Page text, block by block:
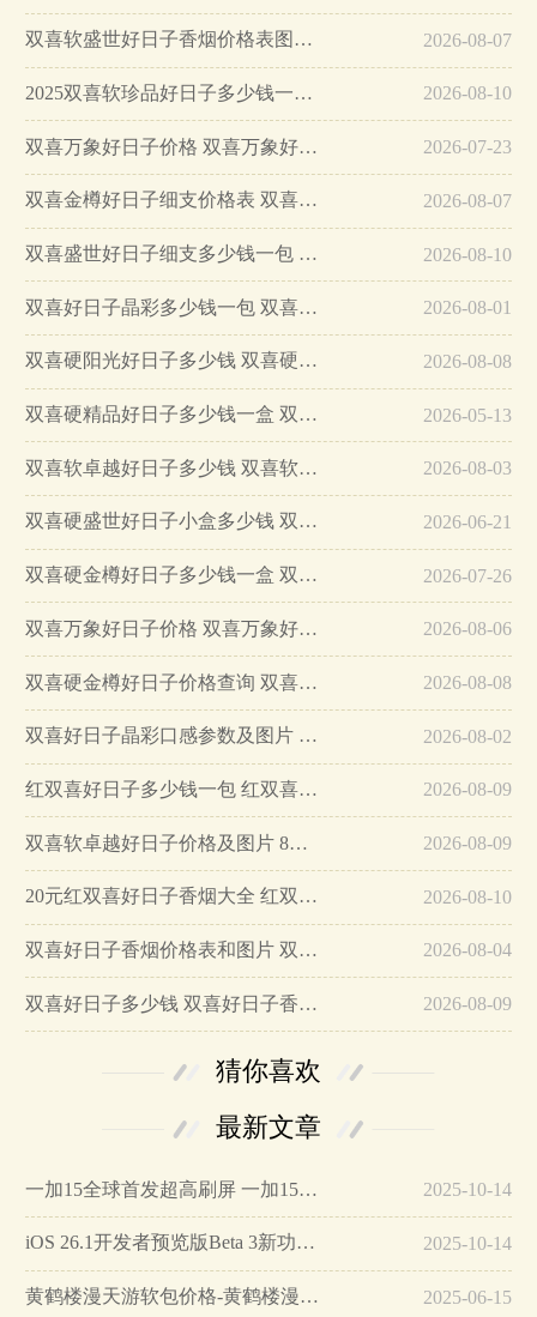
双喜软盛世好日子香烟价格表图片查询… 2026-08-07
2025双喜软珍品好日子多少钱一条… 2026-08-10
双喜万象好日子价格 双喜万象好日子香烟价格表和图片… 2026-07-23
双喜金樽好日子细支价格表 双喜硬金樽好日子多少钱一包… 2026-08-07
双喜盛世好日子细支多少钱一包 双喜盛世好日子细支价格… 2026-08-10
双喜好日子晶彩多少钱一包 双喜好日子晶彩香烟价格表和图片… 2026-08-01
双喜硬阳光好日子多少钱 双喜硬阳光好日子价格表查询一览… 2026-08-08
双喜硬精品好日子多少钱一盒 双喜硬精品好日子价格表一览… 2026-05-13
双喜软卓越好日子多少钱 双喜软卓越好日子香烟价格表图… 2026-08-03
双喜硬盛世好日子小盒多少钱 双喜硬盛世好日子硬盒价格… 2026-06-21
双喜硬金樽好日子多少钱一盒 双喜硬金樽好日子官方报价… 2026-07-26
双喜万象好日子价格 双喜万象好日子参数一览… 2026-08-06
双喜硬金樽好日子价格查询 双喜硬金樽好日子包装口感评测… 2026-08-08
双喜好日子晶彩口感参数及图片 双喜好日子晶彩一包多少钱?… 2026-08-02
红双喜好日子多少钱一包 红双喜好日子香烟价格表图… 2026-08-09
双喜软卓越好日子价格及图片 8mg低焦高端卷烟！… 2026-08-09
20元红双喜好日子香烟大全 红双喜好日子香烟价格表图… 2026-08-10
双喜好日子香烟价格表和图片 双喜好日子多少钱… 2026-08-04
双喜好日子多少钱 双喜好日子香烟价格表和图片… 2026-08-09
猜你喜欢
最新文章
一加15全球首发超高刷屏 一加15参数详细配置… 2025-10-14
iOS 26.1开发者预览版Beta 3新功能详解… 2025-10-14
黄鹤楼漫天游软包价格-黄鹤楼漫天游软包多少钱一盒… 2025-06-15